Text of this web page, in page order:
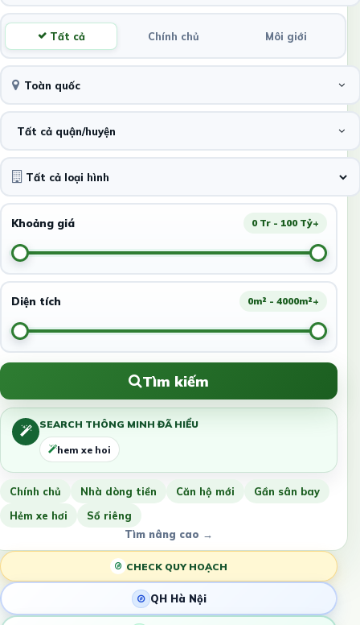
Tất cả Chính chủ Môi giới
Toàn quốc
Tất cả quận/huyện
Khoảng giá 0 Tr - 100 Tỷ+
Diện tích 0m² - 4000m²+
Tìm kiếm
SEARCH THÔNG MINH ĐÃ HIỂU
hem xe hoi
Chính chủ Nhà dòng tiền Căn hộ mới
Gần sân bay
Hẻm xe hơi
Sổ riêng
Tìm nâng cao →
CHECK QUY HOẠCH
QH Hà Nội